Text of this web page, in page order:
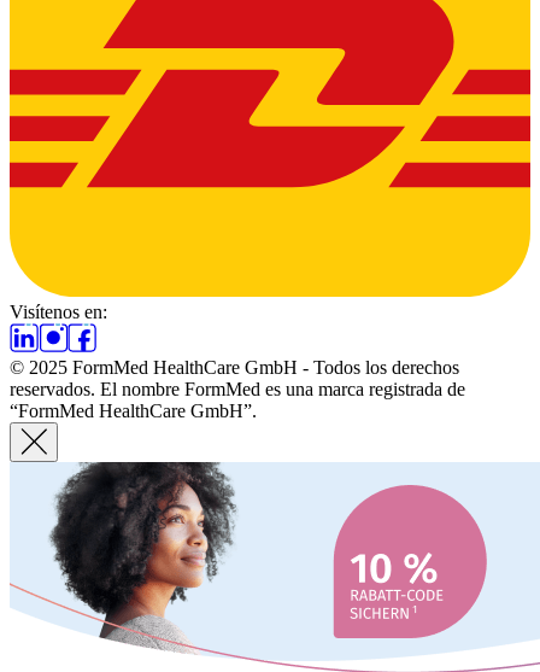
Visítenos en:
© 2025 FormMed HealthCare GmbH - Todos los derechos
reservados. El nombre FormMed es una marca registrada de
“FormMed HealthCare GmbH”.